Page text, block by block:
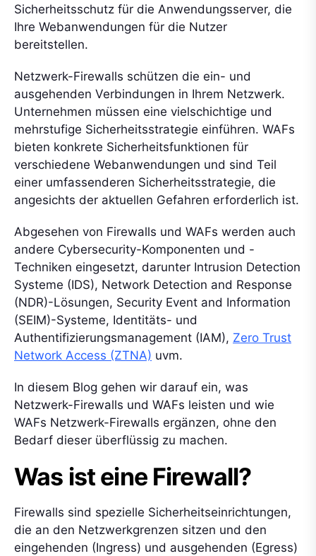
Sicherheitsschutz für die Anwendungsserver, die
Ihre Webanwendungen für die Nutzer
bereitstellen.
Netzwerk-Firewalls schützen die ein- und
ausgehenden Verbindungen in Ihrem Netzwerk.
Unternehmen müssen eine vielschichtige und
mehrstufige Sicherheitsstrategie einführen. WAFs
bieten konkrete Sicherheitsfunktionen für
verschiedene Webanwendungen und sind Teil
einer umfassenderen Sicherheitsstrategie, die
angesichts der aktuellen Gefahren erforderlich ist.
Abgesehen von Firewalls und WAFs werden auch
andere Cybersecurity-Komponenten und -
Techniken eingesetzt, darunter Intrusion Detection
Systeme (IDS), Network Detection and Response
(NDR)-Lösungen, Security Event and Information
(SEIM)-Systeme, Identitäts- und
Authentifizierungsmanagement (IAM), Zero Trust
Network Access (ZTNA) uvm.
In diesem Blog gehen wir darauf ein, was
Netzwerk-Firewalls und WAFs leisten und wie
WAFs Netzwerk-Firewalls ergänzen, ohne den
Bedarf dieser überflüssig zu machen.
Was ist eine Firewall?
Firewalls sind spezielle Sicherheitseinrichtungen,
die an den Netzwerkgrenzen sitzen und den
eingehenden (Ingress) und ausgehenden (Egress)